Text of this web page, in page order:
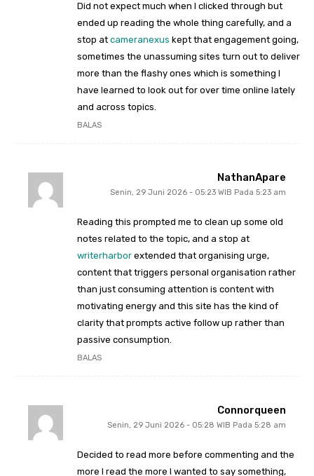
Did not expect much when I clicked through but
ended up reading the whole thing carefully, and a
stop at cameranexus kept that engagement going,
sometimes the unassuming sites turn out to deliver
more than the flashy ones which is something I
have learned to look out for over time online lately
and across topics.
BALAS
NathanApare
Senin, 29 Juni 2026 - 05:23 WIB Pada 5:23 am
Reading this prompted me to clean up some old
notes related to the topic, and a stop at
writerharbor extended that organising urge,
content that triggers personal organisation rather
than just consuming attention is content with
motivating energy and this site has the kind of
clarity that prompts active follow up rather than
passive consumption.
BALAS
Connorqueen
Senin, 29 Juni 2026 - 05:28 WIB Pada 5:28 am
Decided to read more before commenting and the
more I read the more I wanted to say something,